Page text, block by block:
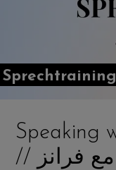
Speaking
// ورشة عمل التحدث مع فرانز